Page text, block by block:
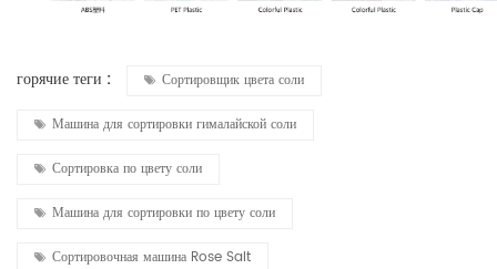
горячие теги : Сортировщик цвета соли
Машина для сортировки гималайской соли
Сортировка по цвету соли
Машина для сортировки по цвету соли
Сортировочная машина Rose Salt